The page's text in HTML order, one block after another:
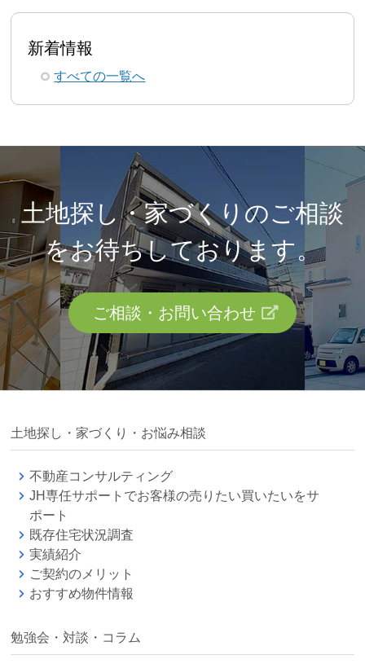
新着情報
すべての一覧へ
土地探し・家づくりのご相談
をお待ちしております。
ご相談・お問い合わせ
土地探し・家づくり・お悩み相談
不動産コンサルティング
JH専任サポートでお客様の売りたい買いたいをサ
ポート
既存住宅状況調査
実績紹介
ご契約のメリット
おすすめ物件情報
勉強会・対談・コラム